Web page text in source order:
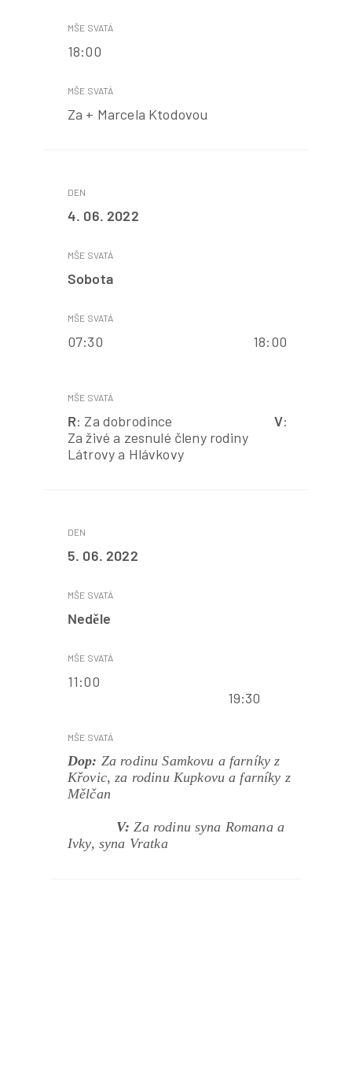
18:00
Za + Marcela Ktodovou
4. 06. 2022
Sobota
07:30 18:00
R: Za dobrodince V:
Za živé a zesnulé členy rodiny
Látrovy a Hlávkovy
5. 06. 2022
Neděle
11:00
19:30
Dop: Za rodinu Samkovu a farníky z
Křovic, za rodinu Kupkovu a farníky z
Mělčan
V: Za rodinu syna Romana a
Ivky, syna Vratka